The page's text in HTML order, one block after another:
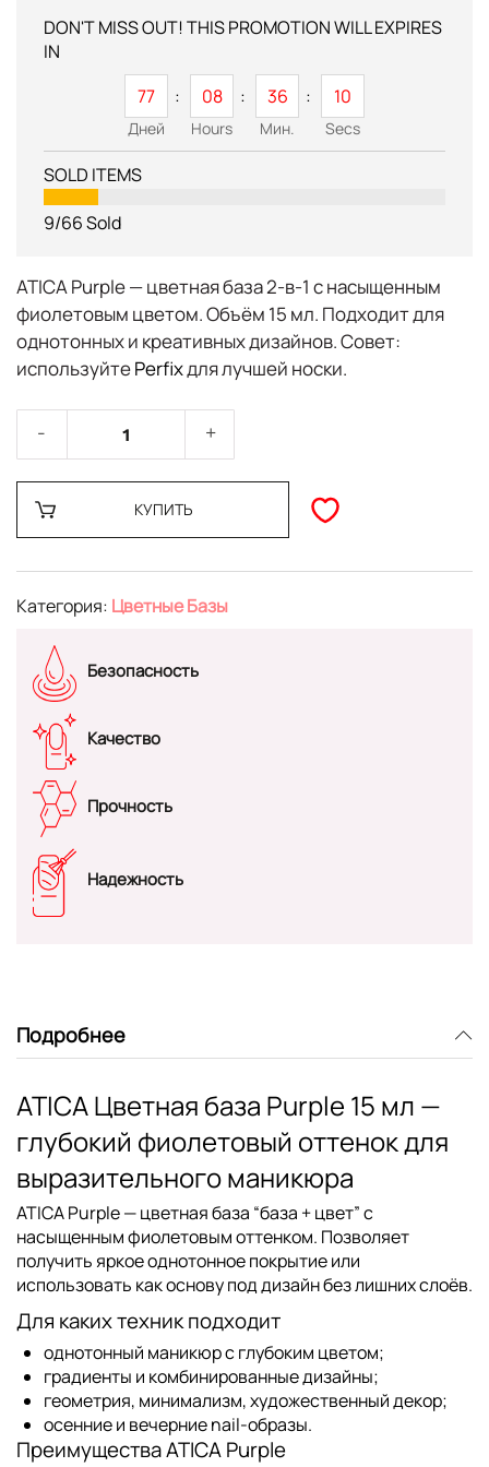
DON'T MISS OUT! THIS PROMOTION WILL EXPIRES
IN
77
Дней
08
Hours
36
Мин.
10
Secs
SOLD ITEMS
9/66Sold
ATICA Purple— цветная база 2-в-1 с насыщенным
фиолетовым цветом. Объём 15 мл. Подходит для
однотонных и креативных дизайнов. Совет:
используйтеPerfixдля лучшей носки.
КУПИТЬ
Категория: Цветные Базы
Безопасность
Качество
Прочность
Надежность
Подробнее
ATICA Цветная база Purple 15 мл —
глубокий фиолетовый оттенок для
выразительного маникюра
ATICA Purple— цветная база “база + цвет” с
насыщенным фиолетовым оттенком. Позволяет
получить яркое однотонное покрытие или
использовать как основу под дизайн без лишних слоёв.
Для каких техник подходит
однотонный маникюр с глубоким цветом;
градиенты и комбинированные дизайны;
геометрия, минимализм, художественный декор;
осенние и вечерние nail-образы.
Преимущества ATICA Purple